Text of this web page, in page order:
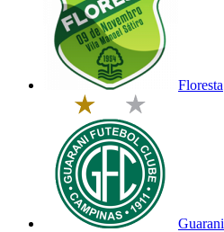
Floresta
Guarani